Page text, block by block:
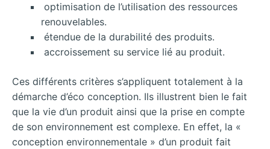
optimisation de l’utilisation des ressources
renouvelables.
étendue de la durabilité des produits.
accroissement su service lié au produit.
Ces différents critères s’appliquent totalement à la
démarche d’éco conception. Ils illustrent bien le fait
que la vie d’un produit ainsi que la prise en compte
de son environnement est complexe. En effet, la «
conception environnementale » d’un produit fait